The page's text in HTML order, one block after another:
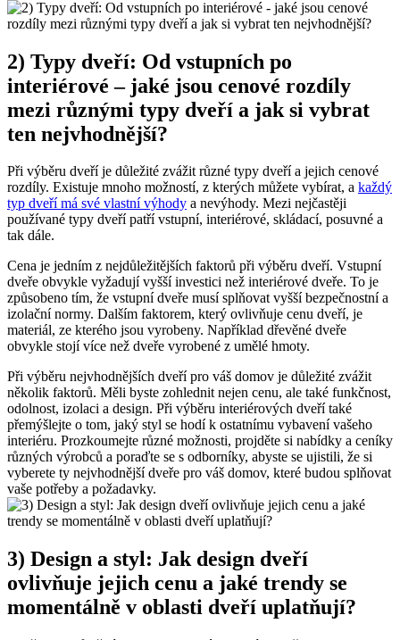
2) Typy dveří: Od vstupních po
interiérové – jaké jsou cenové rozdíly
mezi různými typy dveří a jak si vybrat
ten nejvhodnější?
Při výběru dveří je důležité zvážit různé typy dveří a jejich cenové
rozdíly. Existuje mnoho možností, z kterých můžete vybírat, a každý
typ dveří má své vlastní výhody a nevýhody. Mezi nejčastěji
používané typy dveří patří vstupní, interiérové, skládací, posuvné a
tak dále.
Cena je jedním z nejdůležitějších faktorů při výběru dveří. Vstupní
dveře obvykle vyžadují vyšší investici než interiérové dveře. To je
způsobeno tím, že vstupní dveře musí splňovat vyšší bezpečnostní a
izolační normy. Dalším faktorem, který ovlivňuje cenu dveří, je
materiál, ze kterého jsou vyrobeny. Například dřevěné dveře
obvykle stojí více než dveře vyrobené z umělé hmoty.
Při výběru nejvhodnějších dveří pro váš domov je důležité zvážit
několik faktorů. Měli byste zohlednit nejen cenu, ale také funkčnost,
odolnost, izolaci a design. Při výběru interiérových dveří také
přemýšlejte o tom, jaký styl se hodí k ostatnímu vybavení vašeho
interiéru. Prozkoumejte různé možnosti, projděte si nabídky a ceníky
různých výrobců a poraďte se s odborníky, abyste se ujistili, že si
vyberete ty nejvhodnější dveře pro váš domov, které budou splňovat
vaše potřeby a požadavky.
3) Design a styl: Jak design dveří
ovlivňuje jejich cenu a jaké trendy se
momentálně v oblasti dveří uplatňují?